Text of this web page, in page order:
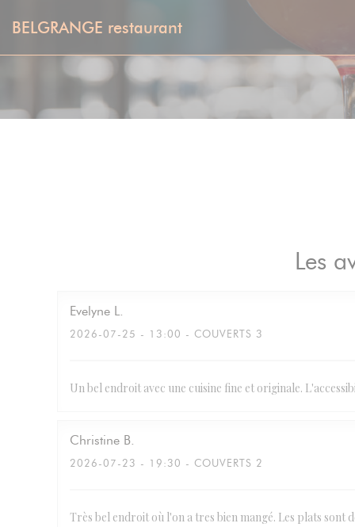
BELGRANGE restaurant
Les
Evelyne L
2026-07-25 - 13:00 - COUVERTS 3
Un bel endroit avec une cuisine fine et originale.
Christine B
2026-07-23 - 19:30 - COUVERTS 2
Très bel endroit où l'on a tres bien mangé. Les plats